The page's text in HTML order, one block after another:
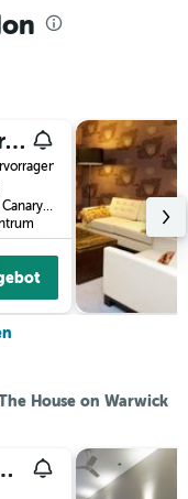
London Marriott Hotel Canary Wharf
22 Hertsmere Road, Canary Wharf, London, Großbritannien
House on Warwick